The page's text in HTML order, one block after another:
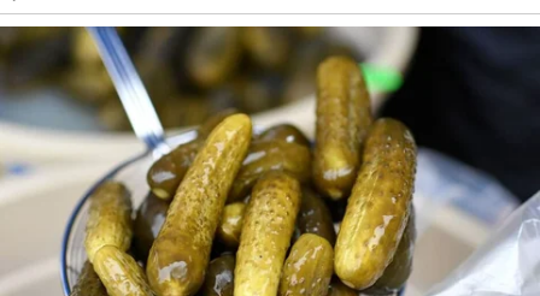
Histórias como a dele mostram como
determinados artistas conseguem ultrapassar
gerações. Mais do que arrancar gargalhadas,
Arnaud deixou uma marca importante na cultura
popular brasileira. Seu talento, criatividade e
dedicação ao entretenimento continuam sendo
lembrados por milhares de pessoas que